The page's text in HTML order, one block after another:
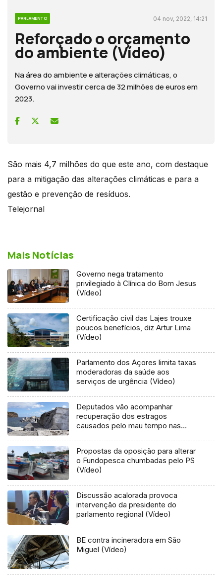
PARLAMENTO 04 nov, 2022, 14:21
Reforçado o orçamento
do ambiente (Vídeo)
Na área do ambiente e alterações climáticas, o
Governo vai investir cerca de 32 milhões de euros em
2023.
São mais 4,7 milhões do que este ano, com destaque
para a mitigação das alterações climáticas e para a
gestão e prevenção de resíduos.
Telejornal
Mais Notícias
Governo nega tratamento
privilegiado à Clínica do Bom Jesus
(Vídeo)
Certificação civil das Lajes trouxe
poucos benefícios, diz Artur Lima
(Vídeo)
Parlamento dos Açores limita taxas
moderadoras da saúde aos
serviços de urgência (Vídeo)
Deputados vão acompanhar
recuperação dos estragos
causados pelo mau tempo nas
Propostas da oposição para alterar
o Fundopesca chumbadas pelo PS
(Vídeo)
Discussão acalorada provoca
intervenção da presidente do
parlamento regional (Vídeo)
BE contra incineradora em São
Miguel (Vídeo)